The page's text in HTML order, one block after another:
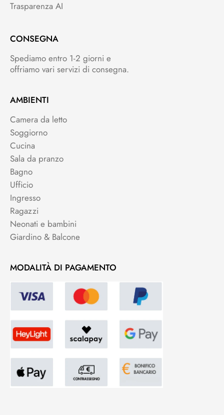
Trasparenza AI
CONSEGNA
Spediamo entro 1-2 giorni e
offriamo vari servizi di consegna.
AMBIENTI
Camera da letto
Soggiorno
Cucina
Sala da pranzo
Bagno
Ufficio
Ingresso
Ragazzi
Neonati e bambini
Giardino & Balcone
MODALITÀ DI PAGAMENTO